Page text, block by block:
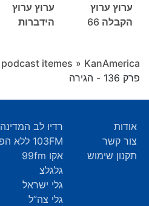
ערוץ ערוץ
הקבלה 66
ערוץ ערוץ
הידברות
podcast itemes » KanAmerica
פרק 136 - הגירה
אודות
צור קשר
תקנון שימוש
רדיו לב המדינה
103FM ללא הפסקה
אקו 99fm
גלגלצ
גלי ישראל
גלי צה”ל